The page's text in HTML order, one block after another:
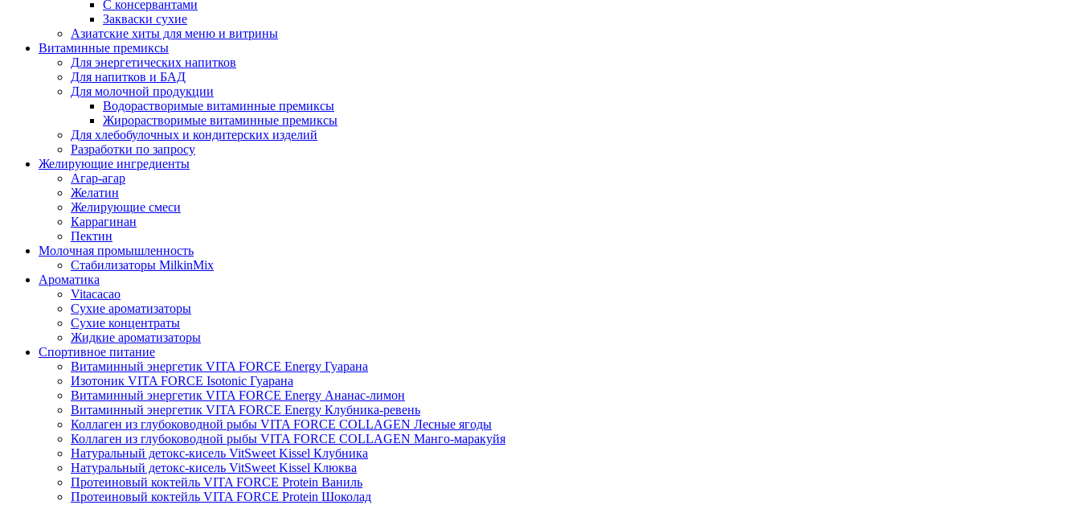
С консервантами
Закваски сухие
Азиатские хиты для меню и витрины
Витаминные премиксы
Для энергетических напитков
Для напитков и БАД
Для молочной продукции
Водорастворимые витаминные премиксы
Жирорастворимые витаминные премиксы
Для хлебобулочных и кондитерских изделий
Разработки по запросу
Желирующие ингредиенты
Агар-агар
Желатин
Желирующие смеси
Каррагинан
Пектин
Молочная промышленность
Стабилизаторы MilkinMix
Ароматика
Vitacacao
Сухие ароматизаторы
Сухие концентраты
Жидкие ароматизаторы
Спортивное питание
Витаминный энергетик VITA FORCE Energy Гуарана
Изотоник VITA FORCE Isotonic Гуарана
Витаминный энергетик VITA FORCE Energy Ананас-лимон
Витаминный энергетик VITA FORCE Energy Клубника-ревень
Коллаген из глубоководной рыбы VITA FORCE COLLAGEN Лесные ягоды
Коллаген из глубоководной рыбы VITA FORCE COLLAGEN Манго-маракуйя
Натуральный детокс-кисель VitSweet Kissel Клубника
Натуральный детокс-кисель VitSweet Kissel Клюква
Протеиновый коктейль VITA FORCE Protein Ваниль
Протеиновый коктейль VITA FORCE Protein Шоколад